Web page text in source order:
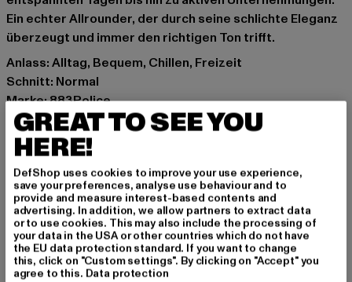
Ein echter Allrounder, der durch seine schlichte Eleganz
überzeugt und immer den richtigen Ton trifft.
Anlass: Alltag, Bequem, Chillen, Freizeit
Schnitt: Normal
Marke: 883Police
Kat.: Oberteile
Farbe: schwarz
Hersteller Farbe: black
Materialzusammensetzung: 100% Baumwolle
Art.Nr: 0008579-00007
Hersteller: Zabou House |Krishna@zabou.co.uk
Shelley Road, Ashton-on-Ribble | PR2 2ZH Lancashire |
GB
GREAT TO SEE YOU
HERE!
DefShop uses cookies to improve your use experience,
save your preferences, analyse use behaviour and to
provide and measure interest-based contents and
advertising. In addition, we allow partners to extract data
or to use cookies. This may also include the processing of
your data in the USA or other countries which do not have
the EU data protection standard. If you want to change
this, click on "Custom settings". By clicking on "Accept" you
agree to this. Data protection